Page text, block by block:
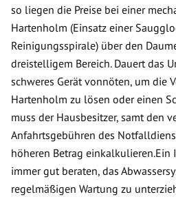
so liegen die Preise bei einer
Hartenholm (Einsatz einer
Reinigungsspirale) über den
dreistelligem Bereich. Dauert das
schweres Gerät vonnöten, um die
Hartenholm zu lösen oder einen
muss der Hausbesitzer, samt den
Anfahrtsgebühren des
höheren Betrag
immer gut beraten, das
regelmäßigen Wartung zu